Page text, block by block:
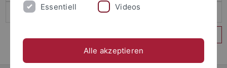
Essentiell Videos
Alle akzeptieren